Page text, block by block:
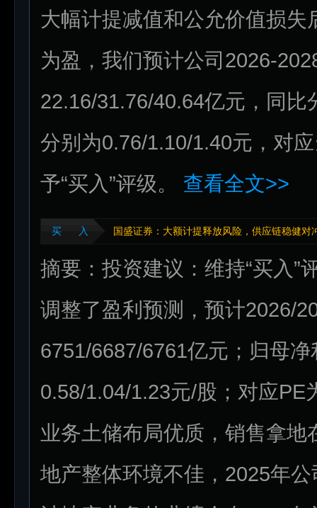
大幅计提减值和公允价值损
为盈，我们预计公司2026-
22.16/31.76/40.64亿元，同
分别为0.76/1.10/1.40元，对
予“买入”评级。 查看全文>>
买 入 国盛证券：大额计提释放风险，供应链稳健对
摘要：投资建议：维持“买入”
调整了盈利预测，预计2026/
6751/6687/6761亿元；归母
0.58/1.04/1.23元/股；对应
业务土储布局优质，销售拿
地产整体环境不佳，2025年